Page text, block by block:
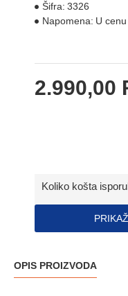
2.990,00
Šifra: 3326
Napomena: U
Koliko košta
OPIS PROIZVODA